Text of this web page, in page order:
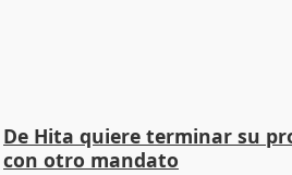
De Hita quiere terminar su
con otro mandato